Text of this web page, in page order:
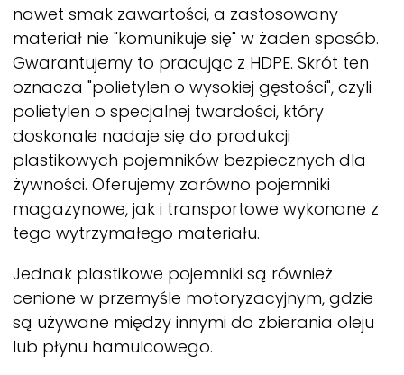
nawet smak zawartości, a zastosowany
materiał nie "komunikuje się" w żaden sposób.
Gwarantujemy to pracując z HDPE. Skrót ten
oznacza "polietylen o wysokiej gęstości", czyli
polietylen o specjalnej twardości, który
doskonale nadaje się do produkcji
plastikowych pojemników bezpiecznych dla
żywności. Oferujemy zarówno pojemniki
magazynowe, jak i transportowe wykonane z
tego wytrzymałego materiału.
Jednak plastikowe pojemniki są również
cenione w przemyśle motoryzacyjnym, gdzie
są używane między innymi do zbierania oleju
lub płynu hamulcowego.